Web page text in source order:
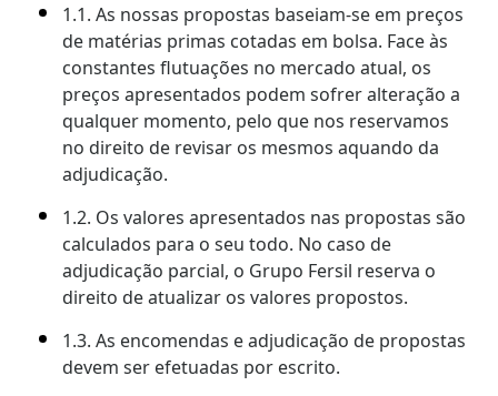
1.1. As nossas propostas baseiam-se em preços
de matérias primas cotadas em bolsa. Face às
constantes flutuações no mercado atual, os
preços apresentados podem sofrer alteração a
qualquer momento, pelo que nos reservamos
no direito de revisar os mesmos aquando da
adjudicação.
1.2. Os valores apresentados nas propostas são
calculados para o seu todo. No caso de
adjudicação parcial, o Grupo Fersil reserva o
direito de atualizar os valores propostos.
1.3. As encomendas e adjudicação de propostas
devem ser efetuadas por escrito.